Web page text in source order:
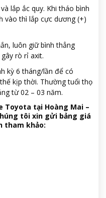
lắp ắc quy. Khi tháo bình
vào thì lắp cực dương (+)
luôn giữ bình thẳng
rò rỉ axit.
kỳ 6 tháng/lần để có
kịp thời. Thường tuổi thọ
từ 02 – 03 năm.
Toyota tại Hoàng Mai –
tôi xin gửi bảng giá
tham khảo: